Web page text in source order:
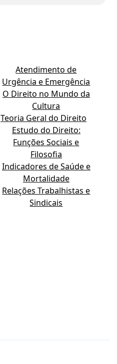
Atendimento de
Urgência e Emergência
O Direito no Mundo da
Cultura
Teoria Geral do Direito
Estudo do Direito:
Funções Sociais e
Filosofia
Indicadores de Saúde e
Mortalidade
Relações Trabalhistas e
Sindicais